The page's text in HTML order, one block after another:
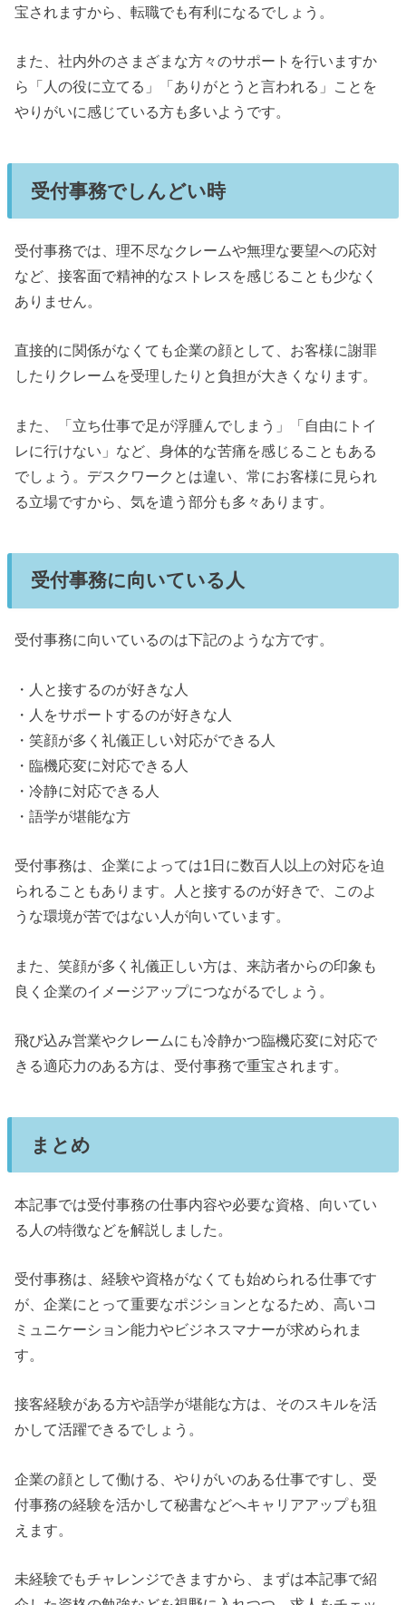
宝されますから、転職でも有利になるでしょう。
また、社内外のさまざまな方々のサポートを行いますか
ら「人の役に立てる」「ありがとうと言われる」ことを
やりがいに感じている方も多いようです。
受付事務でしんどい時
受付事務では、理不尽なクレームや無理な要望への応対
など、接客面で精神的なストレスを感じることも少なく
ありません。
直接的に関係がなくても企業の顔として、お客様に謝罪
したりクレームを受理したりと負担が大きくなります。
また、「立ち仕事で足が浮腫んでしまう」「自由にトイ
レに行けない」など、身体的な苦痛を感じることもある
でしょう。デスクワークとは違い、常にお客様に見られ
る立場ですから、気を遣う部分も多々あります。
受付事務に向いている人
受付事務に向いているのは下記のような方です。
・人と接するのが好きな人
・人をサポートするのが好きな人
・笑顔が多く礼儀正しい対応ができる人
・臨機応変に対応できる人
・冷静に対応できる人
・語学が堪能な方
受付事務は、企業によっては1日に数百人以上の対応を迫
られることもあります。人と接するのが好きで、このよ
うな環境が苦ではない人が向いています。
また、笑顔が多く礼儀正しい方は、来訪者からの印象も
良く企業のイメージアップにつながるでしょう。
飛び込み営業やクレームにも冷静かつ臨機応変に対応で
きる適応力のある方は、受付事務で重宝されます。
まとめ
本記事では受付事務の仕事内容や必要な資格、向いてい
る人の特徴などを解説しました。
受付事務は、経験や資格がなくても始められる仕事です
が、企業にとって重要なポジションとなるため、高いコ
ミュニケーション能力やビジネスマナーが求められま
す。
接客経験がある方や語学が堪能な方は、そのスキルを活
かして活躍できるでしょう。
企業の顔として働ける、やりがいのある仕事ですし、受
付事務の経験を活かして秘書などへキャリアアップも狙
えます。
未経験でもチャレンジできますから、まずは本記事で紹